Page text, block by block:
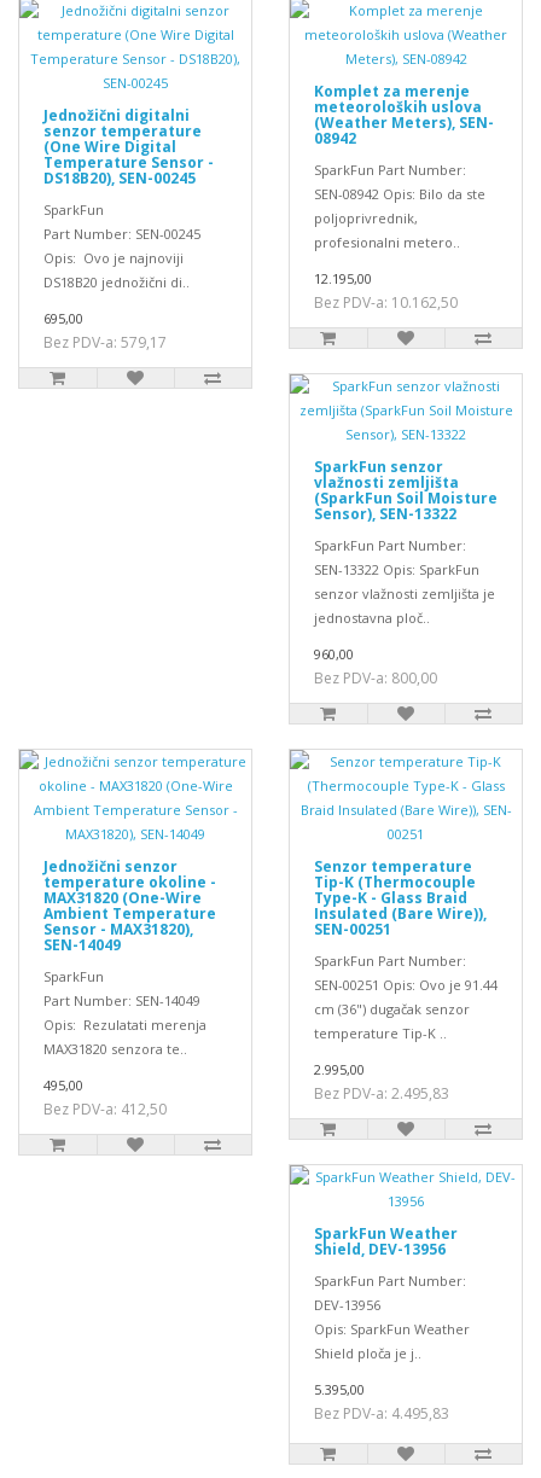
Jednožični digitalni
senzor temperature
(One Wire Digital
Temperature Sensor -
DS18B20), SEN-00245
SparkFun
Part Number: SEN-00245
Opis: Ovo je najnoviji
DS18B20 jednožični di..
695,00
Bez PDV-a: 579,17
Komplet za merenje
meteoroloških uslova
(Weather Meters), SEN-
08942
SparkFun Part Number:
SEN-08942 Opis: Bilo da ste
poljoprivrednik,
profesionalni metero..
12.195,00
Bez PDV-a: 10.162,50
SparkFun senzor
vlažnosti zemljišta
(SparkFun Soil Moisture
Sensor), SEN-13322
SparkFun Part Number:
SEN-13322 Opis: SparkFun
senzor vlažnosti zemljišta je
jednostavna ploč..
960,00
Bez PDV-a: 800,00
Jednožični senzor
temperature okoline -
MAX31820 (One-Wire
Ambient Temperature
Sensor - MAX31820),
SEN-14049
SparkFun
Part Number: SEN-14049
Opis: Rezulatati merenja
MAX31820 senzora te..
495,00
Bez PDV-a: 412,50
Senzor temperature
Tip-K (Thermocouple
Type-K - Glass Braid
Insulated (Bare Wire)),
SEN-00251
SparkFun Part Number:
SEN-00251 Opis: Ovo je 91.44
cm (36") dugačak senzor
temperature Tip-K ..
2.995,00
Bez PDV-a: 2.495,83
SparkFun Weather
Shield, DEV-13956
SparkFun Part Number:
DEV-13956
Opis: SparkFun Weather
Shield ploča je j..
5.395,00
Bez PDV-a: 4.495,83